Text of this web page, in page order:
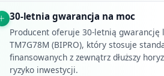
30-letnia gwarancja na moc
Producent oferuje 30-letnią gwarancję
TM7G78M (BIPRO), który stosuje
finansowanych z zewnątrz dłuższy
ryzyko inwestycji.